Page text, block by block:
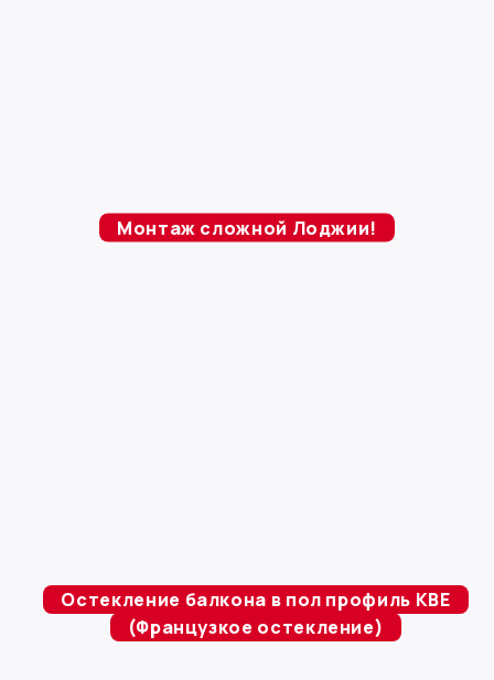
Монтаж сложной Лоджии!
Остекление балкона в пол профиль KBE
(Французкое остекление)